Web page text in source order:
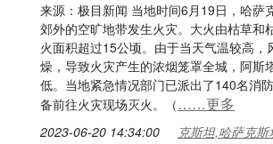
来源：极目新闻 当地时间6月19日，哈萨
郊外的空旷地带发生火灾。大火由枯草和
火面积超过15公顷。由于当天气温较高，
燥，导致火灾产生的浓烟笼罩全城，阿斯
低。当地紧急情况部门已派出了140名消
备前往火灾现场灭火。（……更多
2023-06-20 14:34:00
克斯坦,哈萨克